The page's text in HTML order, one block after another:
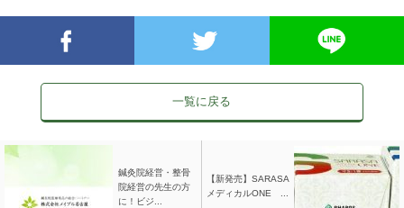
一覧に戻る
鍼灸院経営・整骨
院経営の先生の方
に！ビジ...
【新発売】SARASA
メディカルONE ...